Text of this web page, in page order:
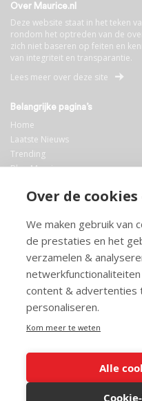
Over de
We maken gebruik van
de prestaties en het
verzamelen &
content & advertenties
personaliseren.
Kom meer te weten
Alle
Over Maurice.nl
Deze website staat in het teken
rondom het optreden van de
zich niet baseren op feiten en
van integriteit en transparantie.
Lees meer over deze site
Belangrijke pagina’s
Home
Laatste Nieuws
Trending
Blog Maurice
Bibliotheek
Info en service
FAQ
Doneren
Privacy
Voorwaarden
Meedoen
© 2026 Maurice.nl - Alle rechten
copyright. Voor meer info, mail